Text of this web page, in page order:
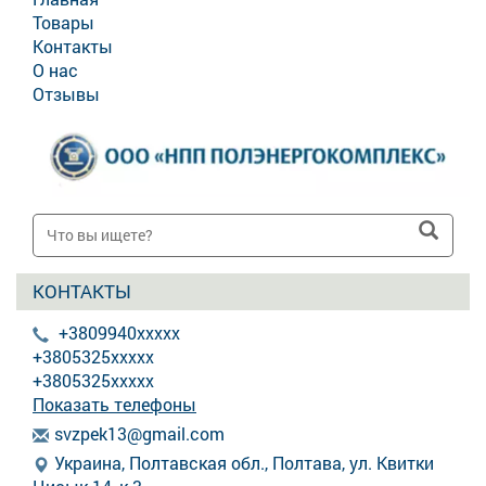
Товары
Контакты
О нас
Отзывы
КОНТАКТЫ
+3809940xxxxx
+3805325xxxxx
+3805325xxxxx
Показать телефоны
svzpek13@gmail.com
Украина, Полтавская обл., Полтава, ул. Квитки